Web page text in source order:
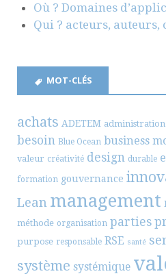
Où ? Domaines
Qui ? acteurs, auteurs,
MOT-CLÉS
achats ADETEM administration
besoin Blue Ocean business
valeur créativité design durable
formation gouvernance
Lean management
méthode organisation parties
purpose responsable RSE santé
système systémique